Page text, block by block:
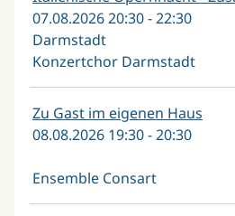
07.08.2026 20:30 - 22:30
Darmstadt
Konzertchor Darmstadt
Zu Gast im eigenen Haus
08.08.2026 19:30 - 20:30
Ensemble Consart